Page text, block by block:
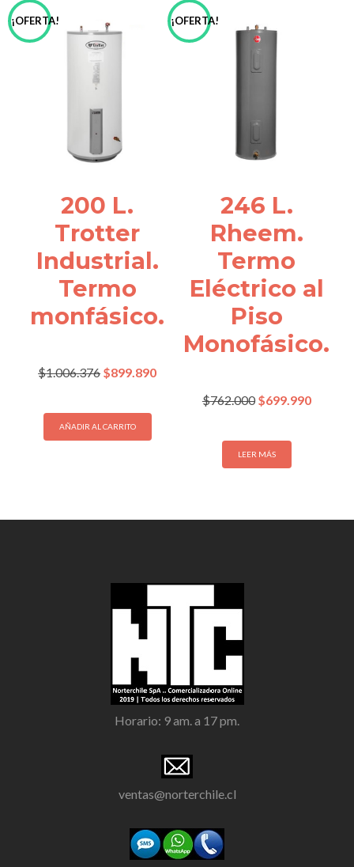
¡OFERTA!
200 L.
Trotter
Industrial.
Termo
monfásico.
$1.006.376 El
$1.006.376.
$899.890El
AÑADIR AL CARRITO
¡OFERTA!
246 L.
Rheem.
Termo
Eléctrico al
Piso
Monofásico.
$762.000 El
era:
$762.000.
$699.990El
LEER MÁS
Horario: 9 am. a 17 pm.
ventas@norterchile.cl